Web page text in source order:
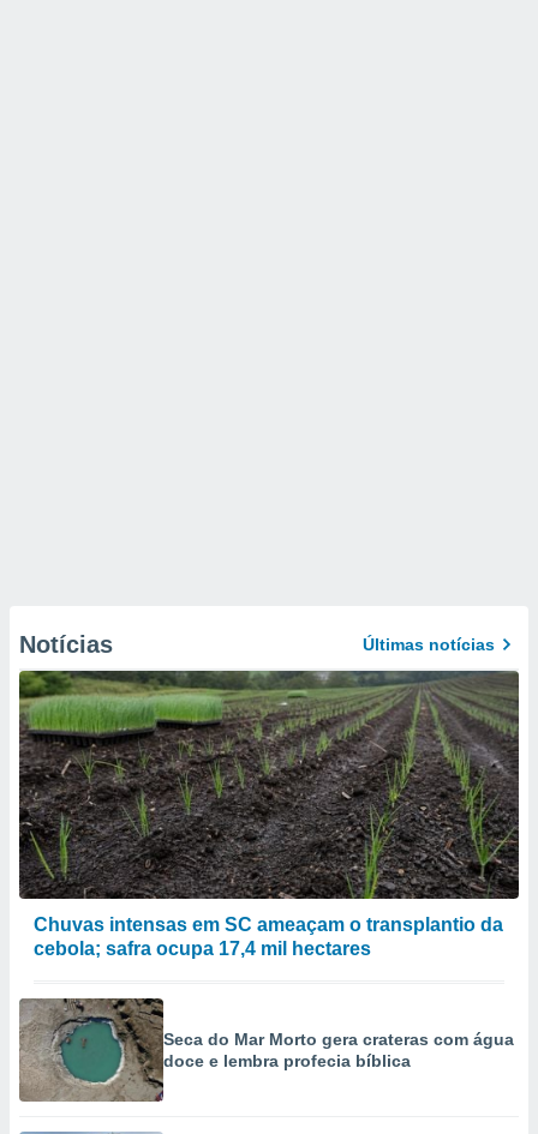
Notícias Últimas notícias
Chuvas intensas em SC ameaçam o transplantio da
cebola; safra ocupa 17,4 mil hectares
Seca do Mar Morto gera crateras com água
doce e lembra profecia bíblica